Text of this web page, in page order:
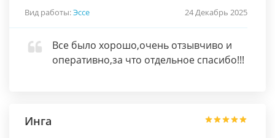
Вид работы:Эссе 24 Декабрь 2025
Все было хорошо,очень отзывчиво и
оперативно,за что отдельное спасибо!!!
Инга